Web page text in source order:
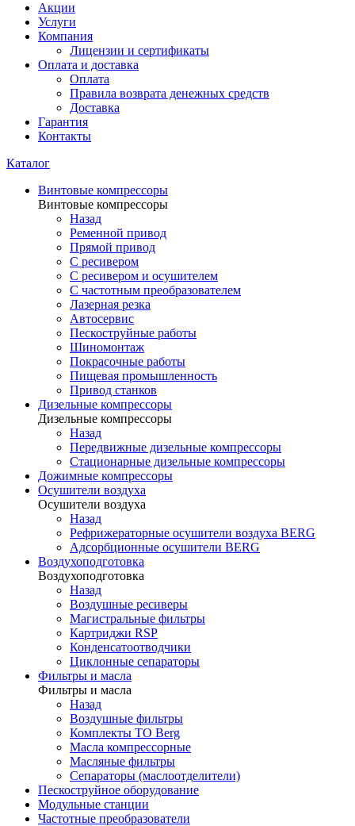
Акции
Услуги
Компания
Лицензии и сертификаты
Оплата и доставка
Оплата
Правила возврата денежных средств
Доставка
Гарантия
Контакты
Каталог
Винтовые компрессоры
Винтовые компрессоры
Назад
Ременной привод
Прямой привод
С ресивером
С ресивером и осушителем
С частотным преобразователем
Лазерная резка
Автосервис
Пескоструйные работы
Шиномонтаж
Покрасочные работы
Пищевая промышленность
Привод станков
Дизельные компрессоры
Дизельные компрессоры
Назад
Передвижные дизельные компрессоры
Стационарные дизельные компрессоры
Дожимные компрессоры
Осушители воздуха
Осушители воздуха
Назад
Рефрижераторные осушители воздуха BERG
Адсорбционные осушители BERG
Воздухоподготовка
Воздухоподготовка
Назад
Воздушные ресиверы
Магистральные фильтры
Картриджи RSP
Конденсатоотводчики
Циклонные сепараторы
Фильтры и масла
Фильтры и масла
Назад
Воздушные фильтры
Комплекты ТО Berg
Масла компрессорные
Масляные фильтры
Сепараторы (маслоотделители)
Пескоструйное оборудование
Модульные станции
Частотные преобразователи